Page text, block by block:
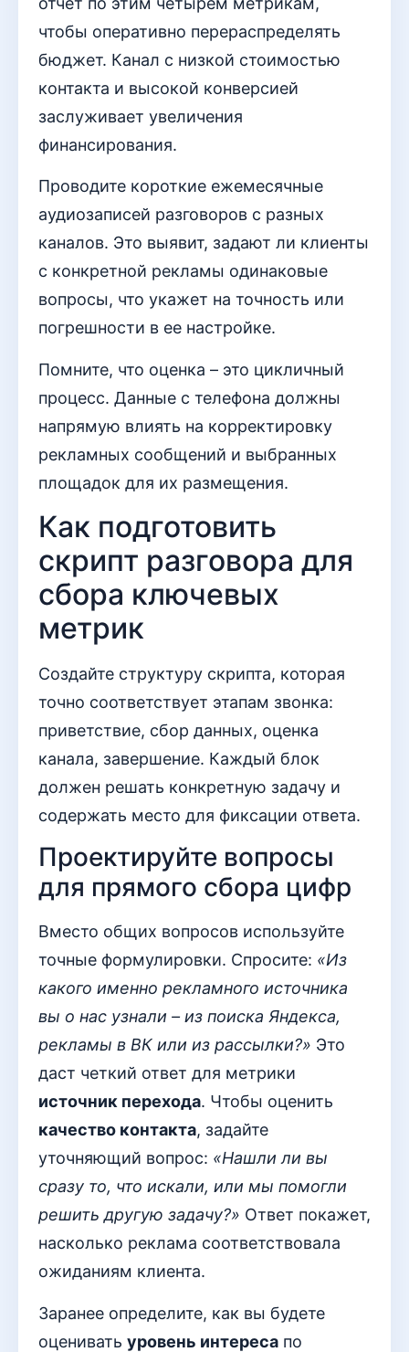
чтобы оперативно перераспределять
бюджет. Канал с низкой стоимостью
контакта и высокой конверсией
заслуживает увеличения
финансирования.
Проводите короткие ежемесячные
аудиозаписей разговоров с разных
каналов. Это выявит, задают ли клиенты
с конкретной рекламы одинаковые
вопросы, что укажет на точность или
погрешности в ее настройке.
Помните, что оценка – это цикличный
процесс. Данные с телефона должны
напрямую влиять на корректировку
рекламных сообщений и выбранных
площадок для их размещения.
Как подготовить
скрипт разговора для
сбора ключевых
метрик
Создайте структуру скрипта, которая
точно соответствует этапам звонка:
приветствие, сбор данных, оценка
канала, завершение. Каждый блок
должен решать конкретную задачу и
содержать место для фиксации ответа.
Проектируйте вопросы
для прямого сбора цифр
Вместо общих вопросов используйте
точные формулировки. Спросите: «Из
какого именно рекламного источника
вы о нас узнали – из поиска Яндекса,
рекламы в ВК или из рассылки?» Это
даст четкий ответ для метрики
источник перехода. Чтобы оценить
качество контакта, задайте
уточняющий вопрос: «Нашли ли вы
сразу то, что искали, или мы помогли
решить другую задачу?» Ответ покажет,
насколько реклама соответствовала
ожиданиям клиента.
Заранее определите, как вы будете
оценивать уровень интереса по